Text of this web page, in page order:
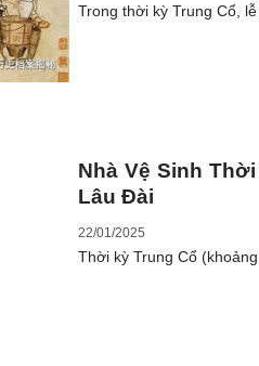
Trong thời kỳ Trung Cổ,
Nhà Vệ Sinh
Lâu Đài
22/01/2025
Thời kỳ Trung Cổ